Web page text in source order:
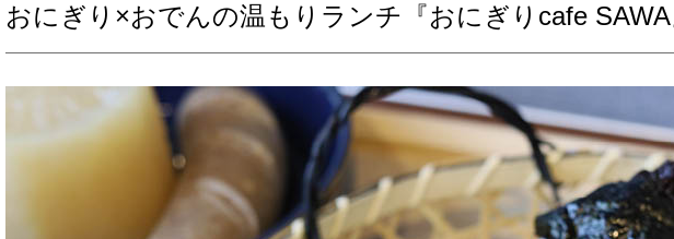
おにぎり×おでんの温もりランチ『おにぎりcafe SAWA